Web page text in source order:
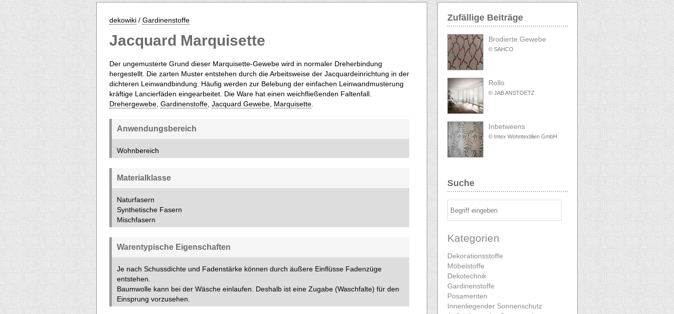
dekowiki / Gardinenstoffe
Jacquard Marquisette
Der ungemusterte Grund dieser Marquisette-Gewebe wird in normaler Dreherbindung
hergestellt. Die zarten Muster entstehen durch die Arbeitsweise der Jacquardeinrichtung in der
dichteren Leinwandbindung. Häufig werden zur Belebung der einfachen Leinwandmusterung
kräftige Lancierfäden eingearbeitet. Die Ware hat einen weichfließenden Faltenfall.
Drehergewebe Gardinenstoffe Jacquard Gewebe Marquisette
Anwendungsbereich
Wohnbereich
Materialklasse
Naturfasern
Synthetische Fasern
Mischfasern
Warentypische Eigenschaften
Je nach Schussdichte und Fadenstärke können durch äußere Einflüsse Fadenzüge
entstehen.
Baumwolle kann bei der Wäsche einlaufen. Deshalb ist eine Zugabe (Waschfalte) für den
Einsprung vorzusehen.
Zufällige Beiträge
Brodierte Gewebe
© SAHCO
Rollo
© JAB ANSTOETZ
Inbetweens
© Intex Wohntextilien GmbH
Suche
Kategorien
Dekorationsstoffe
Möbelstoffe
Dekotechnik
Gardinenstoffe
Posamenten
Innenliegender Sonnenschutz